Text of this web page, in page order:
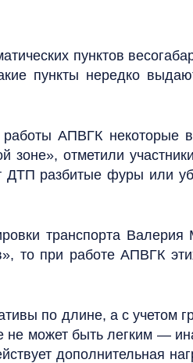
пунктов
пункты нередко
работы АПВГК некоторые
отметили
ДТП разбитые фуры или
транспорта
то при работе АПВГК
по длине, а с учетом
может быть легким —
дополнительная